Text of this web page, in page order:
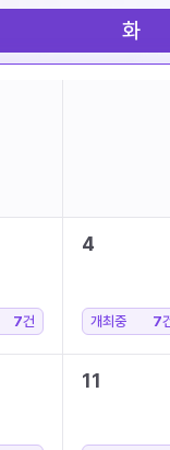
화
7건
4
개최중 7
11